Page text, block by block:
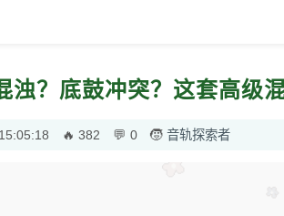
浊？底鼓冲突？这套高级
382 0 音轨探索者